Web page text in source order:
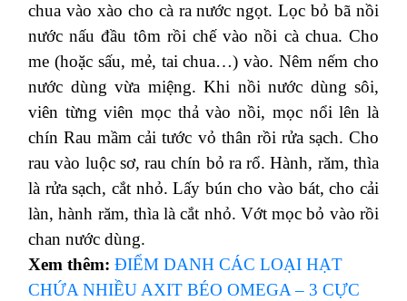
chua vào xào cho cà ra nước ngọt. Lọc bỏ bã nồi
nước nấu đầu tôm rồi chế vào nồi cà chua. Cho
me (hoặc sấu, mẻ, tai chua…) vào. Nêm nếm cho
nước dùng vừa miệng. Khi nồi nước dùng sôi,
viên từng viên mọc thả vào nồi, mọc nổi lên là
chín Rau mầm cải tước vỏ thân rồi rửa sạch. Cho
rau vào luộc sơ, rau chín bỏ ra rổ. Hành, răm, thìa
là rửa sạch, cắt nhỏ. Lấy bún cho vào bát, cho cải
làn, hành răm, thìa là cắt nhỏ. Vớt mọc bỏ vào rồi
chan nước dùng.
Xem thêm: ĐIỂM DANH CÁC LOẠI HẠT
CHỨA NHIỀU AXIT BÉO OMEGA – 3 CỰC